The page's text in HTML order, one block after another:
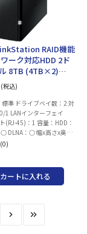
RAID機能
ーク対応HDD 2ド
8TB (4TB×2)
(税込)
準 ドライブベイ数：2 対
1 LANインターフェイ
(RJ-45)：1 容量：HDD：
○ DLNA：○ 幅x高さx奥行
mm
(0)
カートに入れる